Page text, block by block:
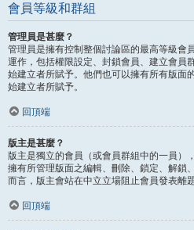
會員等級和群組
管理員是甚麼？
管理員是擁有控制整個討論區的最高等級會
運作，包括權限設定、封鎖會員、建立會員
始建立者所賦予。他們也可以擁有所有版面
始建立者所賦予。
回頂端
版主是甚麼？
版主是獨立的會員（或會員群組中的一員）
擁有所管理版面之編輯、刪除、鎖定、解鎖
而言，版主會站在中立立場阻止會員發表離
回頂端